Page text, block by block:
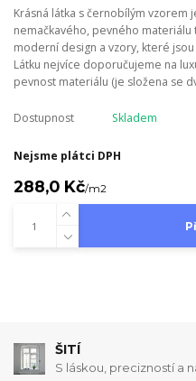
Krásná látka s černobílým vzorem
nemačkavého, pevného materiálu
moderní design a vzory, které
Látku nejvíce doporučujeme na
pevnost materiálu (je složena se
Dostupnost Skladem
Nejsme plátci DPH
288,0 Kč/m2
ŠITÍ
S láskou, precizností a